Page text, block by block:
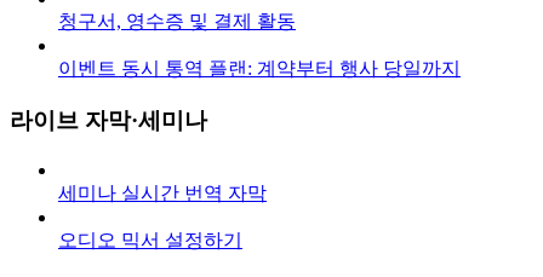
청구서, 영수증 및 결제 활동
이벤트 동시 통역 플랜: 계약부터 행사 당일까지
라이브 자막·세미나
세미나 실시간 번역 자막
오디오 믹서 설정하기